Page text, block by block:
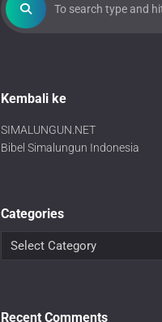
Kembali ke
SIMALUNGUN.NET
Bibel Simalungun Indonesia
Categories
Recent Comments